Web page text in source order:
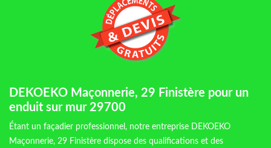
DEKOEKO Maçonnerie, 29 Finistère pour un
enduit sur mur 29700
Étant un façadier professionnel, notre entreprise DEKOEKO
Maçonnerie, 29 Finistère dispose des qualifications et des